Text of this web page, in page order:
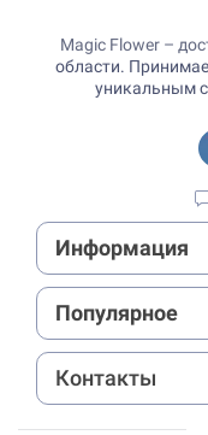
Magic Flower –
области.
уникальным
Информация
Популярное
Контакты